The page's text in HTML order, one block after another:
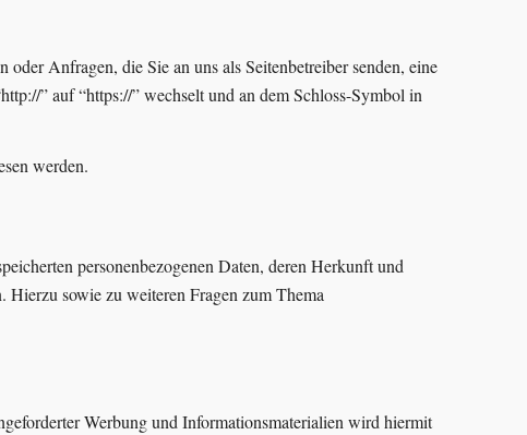
Anfragen, die Sie an uns als Seitenbetreiber senden, eine
” auf “https://” wechselt und an dem Schloss-Symbol in
werden.
personenbezogenen Daten, deren Herkunft und
sowie zu weiteren Fragen zum Thema
Werbung und Informationsmaterialien wird hiermit